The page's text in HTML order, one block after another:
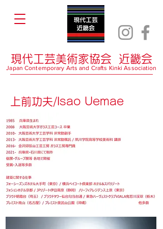
現代工芸美術家協会 近畿会
Japan Contemporary Arts and Crafts Kinki Association
上前功夫/Isao Uemae